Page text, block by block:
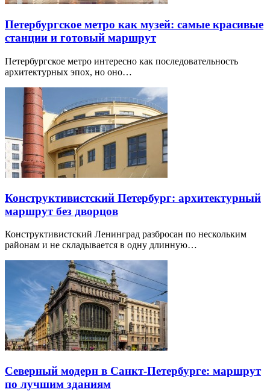
Петербургское метро как музей: самые красивые
станции и готовый маршрут
Петербургское метро интересно как последовательность
архитектурных эпох, но оно…
Конструктивистский Петербург: архитектурный
маршрут без дворцов
Конструктивистский Ленинград разбросан по нескольким
районам и не складывается в одну длинную…
Северный модерн в Санкт-Петербурге: маршрут
по лучшим зданиям